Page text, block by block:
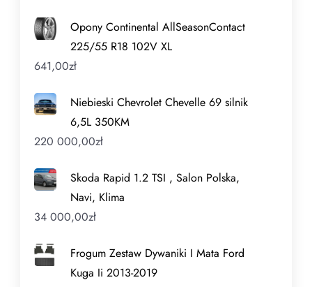
Opony Continental AllSeasonContact
225/55 R18 102V XL
641,00zł
Niebieski Chevrolet Chevelle 69 silnik
6,5L 350KM
220 000,00zł
Skoda Rapid 1.2 TSI , Salon Polska,
Navi, Klima
34 000,00zł
Frogum Zestaw Dywaniki I Mata Ford
Kuga Ii 2013-2019